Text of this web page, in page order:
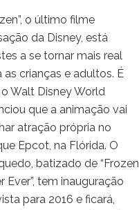
o último filme
da Disney, está
a se tornar mais real
as crianças e adultos. É
Walt Disney World
que a animação vai
atração própria no
Epcot, na Flórida. O
batizado de “Frozen
Ever”, tem inauguração
para 2016 e ficará,